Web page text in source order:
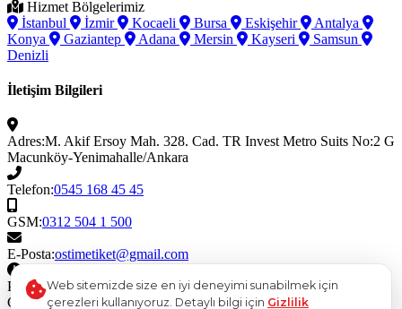
Hizmet Bölgelerimiz
İstanbul
İzmir Kocaeli Bursa Eskişehir
Antalya
Konya
Gaziantep Adana Mersin Kayseri
Samsun
Denizli
İletişim Bilgileri
Adres:M. Akif Ersoy Mah. 328. Cad. TR Invest Metro Suits No:2 G
Macunköy-Yenimahalle/Ankara
Telefon:0545 168 45 45
GSM:0312 504 1 500
E-Posta:ostimetiket@gmail.com
Pazartesi - Cuma08:30 - 18:30
Cumartesi08:30 - 17:00
Web sitemizde size en iyi deneyimi sunabilmek için
çerezleri kullanıyoruz. Detaylı bilgi için Gizlilik